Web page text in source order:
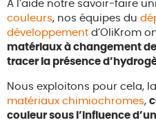
A l’aide notre savoir-faire
couleurs, nos équipes du
développement d’OliKrom
matériaux à changement
tracer la présence
Nous exploitons pour cela,
matériaux chimiochromes,
couleur sous l’influence